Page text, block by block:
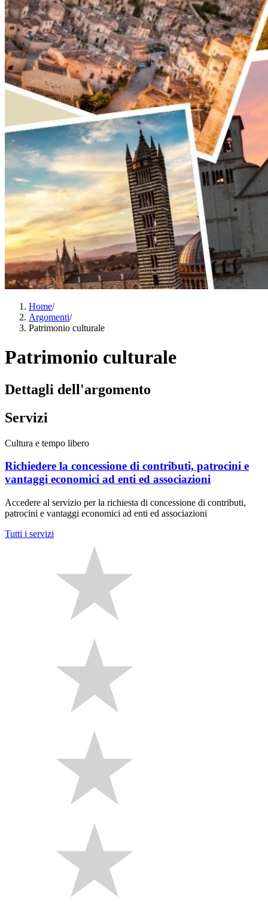
Home/
Argomenti/
Patrimonio culturale
Patrimonio culturale
Dettagli dell'argomento
Servizi
Cultura e tempo libero
Richiedere la concessione di contributi, patrocini e
vantaggi economici ad enti ed associazioni
Accedere al servizio per la richiesta di concessione di contributi,
patrocini e vantaggi economici ad enti ed associazioni
Tutti i servizi